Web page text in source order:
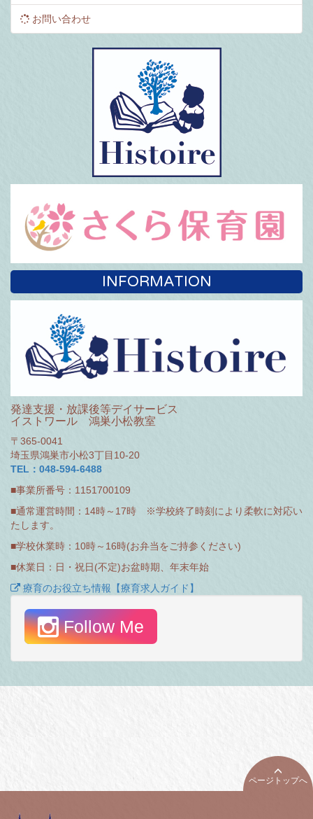
お問い合わせ
INFORMATION
発達支援・放課後等デイサービス
イストワール 鴻巣小松教室
〒365-0041
埼玉県鴻巣市小松3丁目10-20
TEL：048-594-6488
■事業所番号：1151700109
■通常運営時間：14時～17時 ※学校終了時刻により柔軟に対応い
たします。
■学校休業時：10時～16時(お弁当をご持参ください)
■休業日：日・祝日(不定)お盆時期、年末年始
療育のお役立ち情報【療育求人ガイド】
Follow Me
ページトップへ